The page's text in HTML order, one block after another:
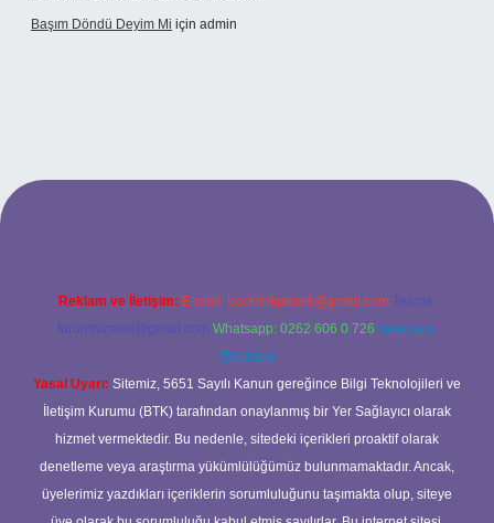
Başım Döndü Deyim Mi için admin
Reklam ve İletişim: E-mail: backlinkpaneli@gmail.com Teams:
forumhizmeti@gmail.com Whatsapp: 0262 606 0 726 Telegram:
@karabul
Yasal Uyarı: Sitemiz, 5651 Sayılı Kanun gereğince Bilgi Teknolojileri ve
İletişim Kurumu (BTK) tarafından onaylanmış bir Yer Sağlayıcı olarak
hizmet vermektedir. Bu nedenle, sitedeki içerikleri proaktif olarak
denetleme veya araştırma yükümlülüğümüz bulunmamaktadır. Ancak,
üyelerimiz yazdıkları içeriklerin sorumluluğunu taşımakta olup, siteye